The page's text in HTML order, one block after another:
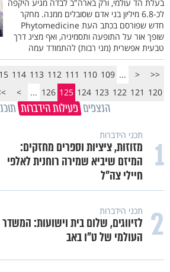
בעלת הד עולמי, ורק בארה"ב לבדה מגיע היקפה
לכ-6.8 מיליון בני אדם שסובלים ממנה. מחקר
חדש שפורסם בכתב העת Phytomedicine
שופך אור על התופעה ותסמיניה, ואף מציג דרך
טבעית אפשרית (מני רבות) להתמודד עמה
<<
<
...
109
110
111
112
113
114
120
121
122
123
124
125
126
...
>
הנצפים פעילות הידברות
1 תכני הידברות
מזוזות, ציציות וספרים מחזקים:
המיזם שיביא שמירה רוחנית לאלפי
חיילי צה"ל
2 תכני הידברות
לזיווגים, שלום בית וישועות: המשדר
העולמי של ט"ו באב